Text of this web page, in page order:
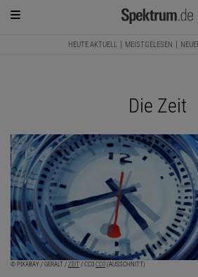
HEUTE AKTUELL MEISTGELESEN
Die Zeit
© PIXABAY / GERALT / ZEIT / CC0 CC0 (AUSSCHNITT)